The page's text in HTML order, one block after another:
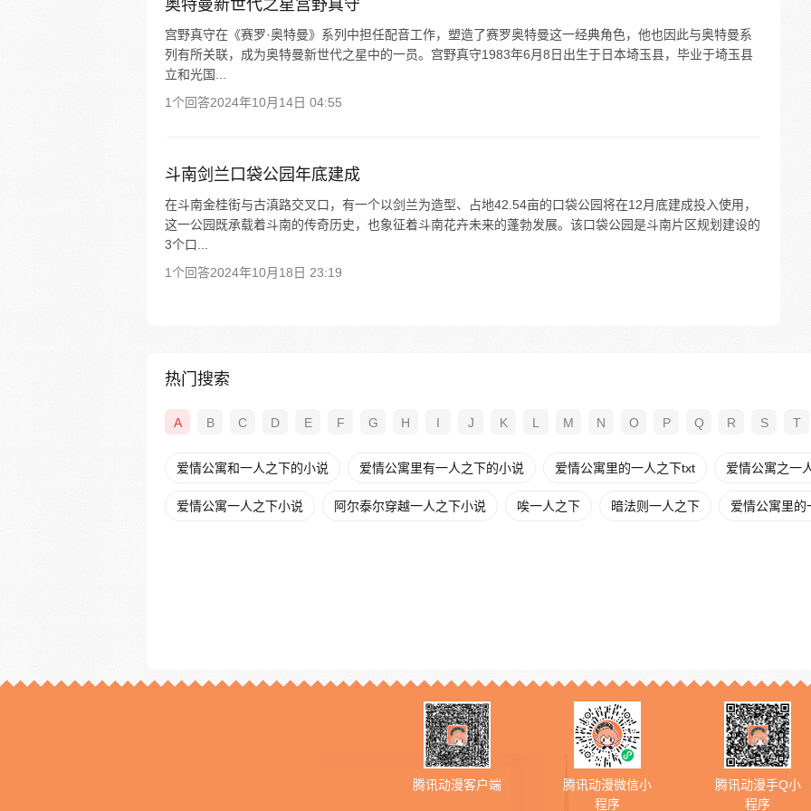
奥特曼新世代之星宫野真守
宫野真守在《赛罗·奥特曼》系列中担任配音工作，塑造了赛罗奥特曼这一经典角色，他也因此与奥特曼系
列有所关联，成为奥特曼新世代之星中的一员。宫野真守1983年6月8日出生于日本埼玉县，毕业于埼玉县
立和光国...
1个回答2024年10月14日 04:55
斗南剑兰口袋公园年底建成
在斗南金桂街与古滇路交叉口，有一个以剑兰为造型、占地42.54亩的口袋公园将在12月底建成投入使用，
这一公园既承载着斗南的传奇历史，也象征着斗南花卉未来的蓬勃发展。该口袋公园是斗南片区规划建设的
3个口...
1个回答2024年10月18日 23:19
热门搜索
A B C D E F G H I J K L M N O P Q R S T
爱情公寓和一人之下的小说 爱情公寓里有一人之下的小说 爱情公寓里的一人之下txt 爱情公寓之一
爱情公寓一人之下小说 阿尔泰尔穿越一人之下小说 唉一人之下 暗法则一人之下 爱情公寓里的
腾讯动漫客户端
腾讯动漫微信小
程序
腾讯动漫手Q小
程序